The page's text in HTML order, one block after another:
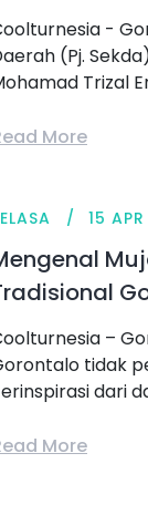
-
(Pj.
Trizal
More
15
–
tidak
dari
More